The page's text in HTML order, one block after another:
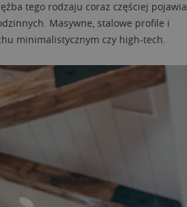
tego rodzaju coraz częściej pojawia
Masywne, stalowe profile i
minimalistycznym czy high-tech.